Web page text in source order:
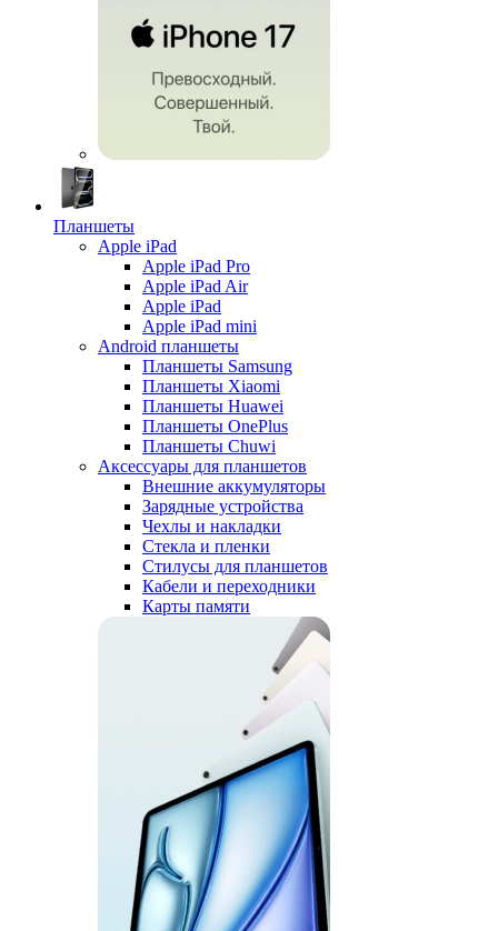
Планшеты
Apple iPad
Apple iPad Pro
Apple iPad Air
Apple iPad
Apple iPad mini
Android планшеты
Планшеты Samsung
Планшеты Xiaomi
Планшеты Huawei
Планшеты OnePlus
Планшеты Chuwi
Аксессуары для планшетов
Внешние аккумуляторы
Зарядные устройства
Чехлы и накладки
Стекла и пленки
Стилусы для планшетов
Кабели и переходники
Карты памяти